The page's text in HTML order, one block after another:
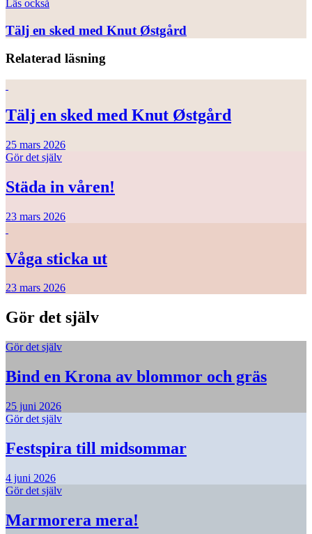
Läs också
Tälj en sked med Knut Østgård
Relaterad läsning
Tälj en sked med Knut Østgård
25 mars 2026
Gör det själv
Städa in våren!
23 mars 2026
Våga sticka ut
23 mars 2026
Gör det själv
Gör det själv
Bind en Krona av blommor och gräs
25 juni 2026
Gör det själv
Festspira till midsommar
4 juni 2026
Gör det själv
Marmorera mera!